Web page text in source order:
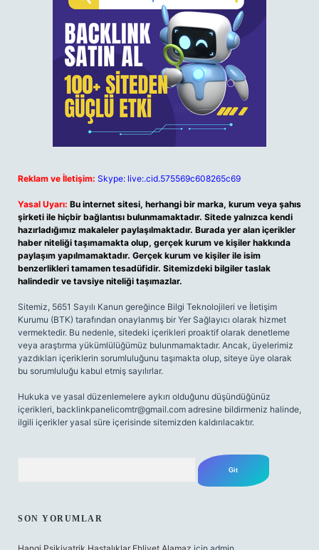
Reklam ve İletişim: Skype: live:.cid.575569c608265c69
Yasal Uyarı: Bu internet sitesi, herhangi bir marka, kurum veya şahıs
şirketi ile hiçbir bağlantısı bulunmamaktadır. Sitede yalnızca kendi
hazırladığımız makaleler paylaşılmaktadır. Burada yer alan içerikler
haber niteliği taşımamakta olup, gerçek kurum ve kişiler hakkında
paylaşım yapılmamaktadır. Gerçek kurum ve kişiler ile isim
benzerlikleri tamamen tesadüfidir. Sitemizdeki bilgiler taslak
halindedir ve tavsiye niteliği taşımazlar.
Sitemiz, 5651 Sayılı Kanun gereğince Bilgi Teknolojileri ve İletişim
Kurumu (BTK) tarafından onaylanmış bir Yer Sağlayıcı olarak hizmet
vermektedir. Bu nedenle, sitedeki içerikleri proaktif olarak denetleme
veya araştırma yükümlülüğümüz bulunmamaktadır. Ancak, üyelerimiz
yazdıkları içeriklerin sorumluluğunu taşımakta olup, siteye üye olarak
bu sorumluluğu kabul etmiş sayılırlar.
Hukuka ve yasal düzenlemelere aykırı olduğunu düşündüğünüz
içerikleri, backlinkpanelicomtr@gmail.com adresine bildirmeniz halinde,
ilgili içerikler yasal süre içerisinde sitemizden kaldırılacaktır.
SON YORUMLAR